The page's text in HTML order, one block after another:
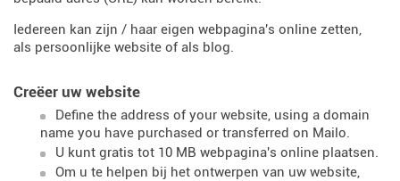
Iedereen kan zijn / haar eigen webpagina's online zetten,
als persoonlijke website of als blog.
Creëer uw website
Define the address of your website, using a domain
name you have purchased or transferred on Mailo.
U kunt gratis tot 10 MB webpagina's online plaatsen.
Om u te helpen bij het ontwerpen van uw website,